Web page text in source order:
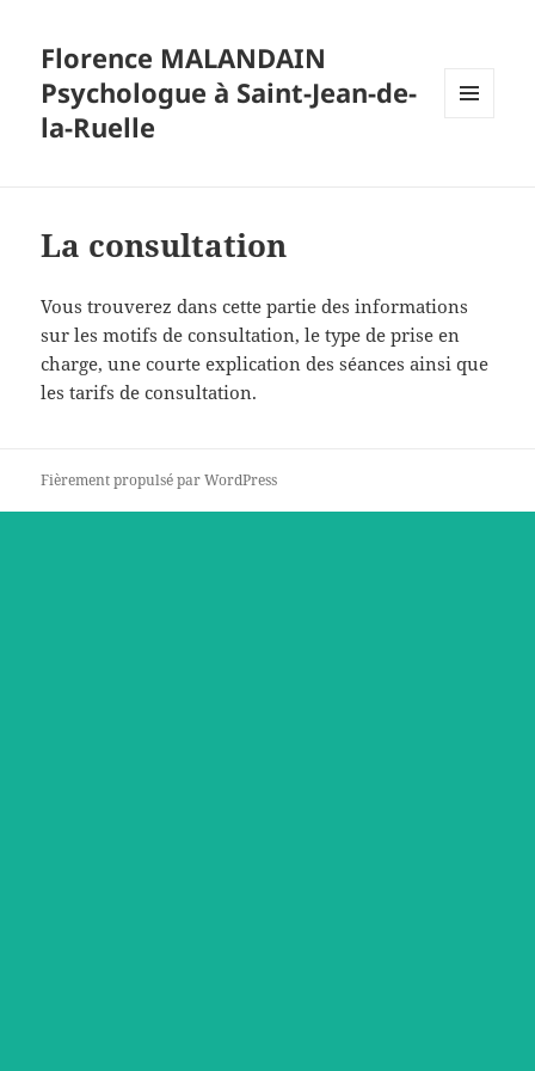
Florence MALANDAIN
Psychologue à Saint-Jean-de-
la-Ruelle
La consultation
Vous trouverez dans cette partie des informations
sur les motifs de consultation, le type de prise en
charge, une courte explication des séances ainsi que
les tarifs de consultation.
Fièrement propulsé par WordPress